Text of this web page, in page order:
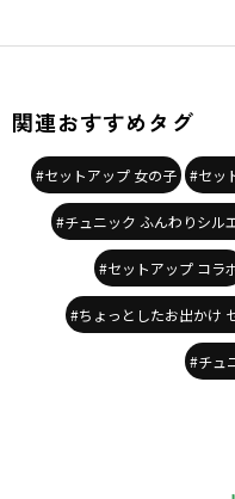
性別タイプ
／GIRL
商品番号
／17-6214-032
関連おすすめタグ
#セットアップ 女の子 #セッ
#チュニック ふんわりシル
#セットアップ コラ
#ちょっとしたお出かけ
#チュ